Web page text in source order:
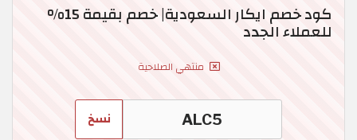
كود خصم ايكار السعودية| خصم بقيمة 15%
للعملاء الجدد
منتهي الصلاحية
نسخ